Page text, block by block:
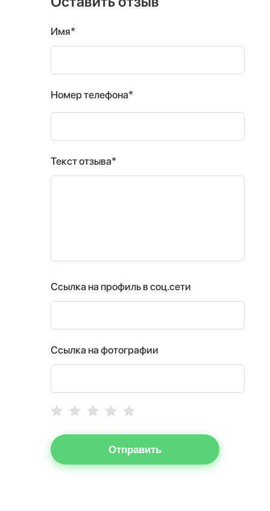
Имя*
Номер телефона*
Текст отзыва*
Ссылка на профиль в соц.сети
Ссылка на фотографии
Отправить